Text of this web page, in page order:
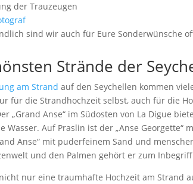
der Trauzeugen
sind wir auch für Eure Sonderwünsche
Strände der
am Strand auf den Seychellen kommen
für die Strandhochzeit selbst, auch für die
„Grand Anse“ im Südosten von La Digue
Wasser. Auf Praslin ist der „Anse
Anse“ mit puderfeinem Sand und
und den Palmen gehört er zum
nur eine traumhafte Hochzeit am Strand